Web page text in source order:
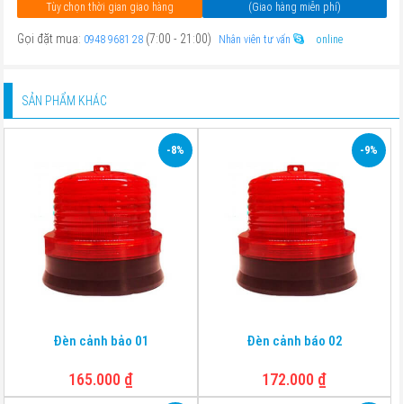
Tùy chọn thời gian giao hàng (Giao hàng miễn phí)
Gọi đặt mua: 0948 9681 28 (7:00 - 21:00) Nhân viên tư vấn online
SẢN PHẨM KHÁC
-8%
Đèn cảnh bảo 01
165.000 ₫
-9%
Đèn cảnh báo 02
172.000 ₫